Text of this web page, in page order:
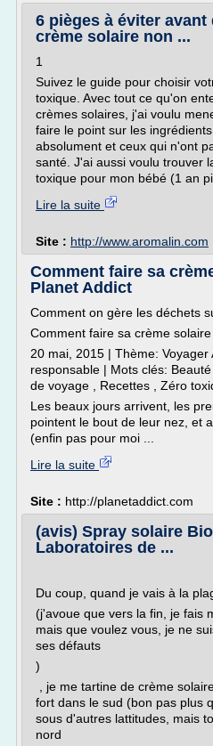
6 pièges à éviter avant
crème solaire non ...
1
Suivez le guide pour choisir
toxique. Avec tout ce qu'on
crèmes solaires, j'ai voulu
faire le point sur les
absolument et ceux qui n'ont
santé. J'ai aussi voulu trouver
toxique pour mon bébé (1 an
Lire la suite
Site : http://www.aromalin.com
Comment faire sa
Planet Addict
Comment on gère les déchets
Comment faire sa crème
20 mai, 2015 | Thème: Voyager
responsable | Mots clés:
de voyage , Recettes , Zéro
Les beaux jours arrivent, les
pointent le bout de leur nez, et
(enfin pas pour moi ...
Lire la suite
Site : http://planetaddict.com
(avis) Spray solaire
Laboratoires de ...
Du coup, quand je vais à la
(j'avoue que vers la fin, je fais
mais que voulez vous, je ne
ses défauts
)
, je me tartine de crème
fort dans le sud (bon pas plus
sous d'autres lattitudes, mais
nord